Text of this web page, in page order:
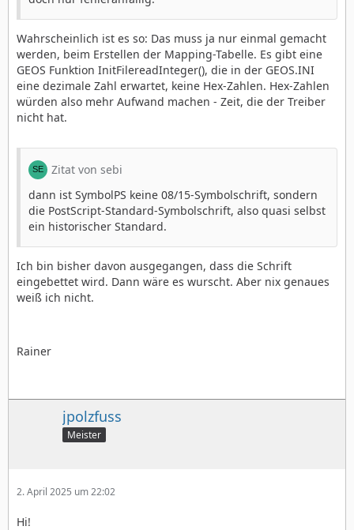
Wahrscheinlich ist es so: Das muss ja nur einmal gemacht
werden, beim Erstellen der Mapping-Tabelle. Es gibt eine
GEOS Funktion InitFilereadInteger(), die in der GEOS.INI
eine dezimale Zahl erwartet, keine Hex-Zahlen. Hex-Zahlen
würden also mehr Aufwand machen - Zeit, die der Treiber
nicht hat.
Zitat von sebi
dann ist SymbolPS keine 08/15-Symbolschrift, sondern
die PostScript-Standard-Symbolschrift, also quasi selbst
ein historischer Standard.
Ich bin bisher davon ausgegangen, dass die Schrift
eingebettet wird. Dann wäre es wurscht. Aber nix genaues
weiß ich nicht.
Rainer
jpolzfuss
Meister
2. April 2025 um 22:02
Hi!